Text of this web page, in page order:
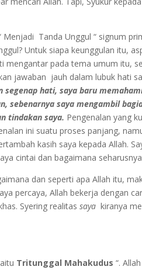
Tanda Unggul “ signum
Untuk siapa keunggulan itu,
mengantar pada tema umum itu,
jawaban jauh dalam lubuk hati
hati, saya baru
sebenarnya saya mengambil
tindakan saya. Pengenalan yang
ini suatu proses panjang,
kasih saya kepada Allah.
cintai dan bagaimana
dan seperti apa Allah itu,
percaya, Allah bekerja dengan
Syering realitas saya kiranya
Tritunggal Mahakudus “.